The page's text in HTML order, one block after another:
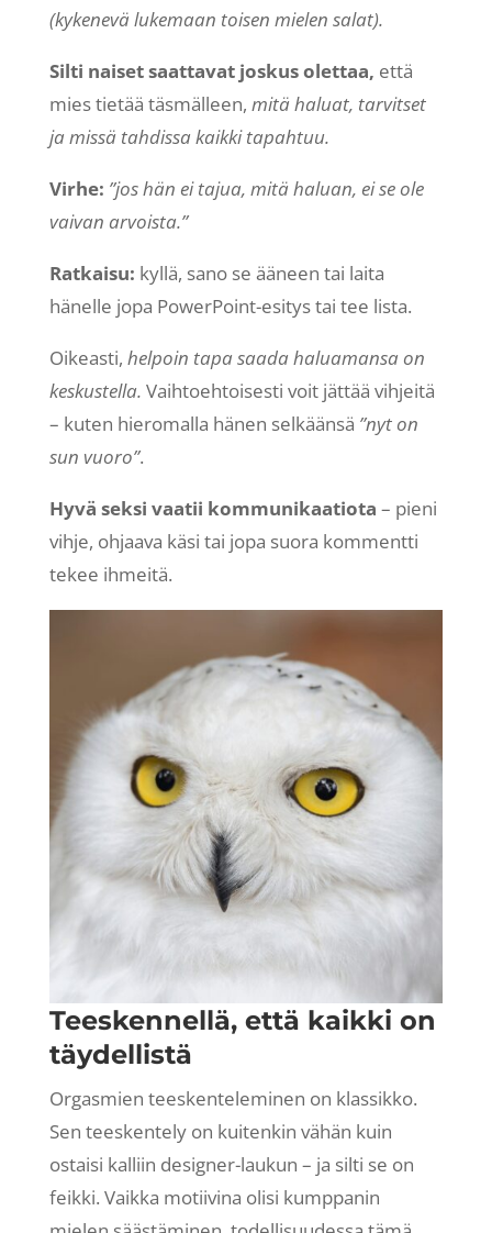
(kykenevä lukemaan toisen mielen salat).
Silti naiset saattavat joskus olettaa, että
mies tietää täsmälleen, mitä haluat, tarvitset
ja missä tahdissa kaikki tapahtuu.
Virhe: ”jos hän ei tajua, mitä haluan, ei se ole
vaivan arvoista.”
Ratkaisu: kyllä, sano se ääneen tai laita
hänelle jopa PowerPoint-esitys tai tee lista.
Oikeasti, helpoin tapa saada haluamansa on
keskustella. Vaihtoehtoisesti voit jättää vihjeitä
– kuten hieromalla hänen selkäänsä ”nyt on
sun vuoro”.
Hyvä seksi vaatii kommunikaatiota – pieni
vihje, ohjaava käsi tai jopa suora kommentti
tekee ihmeitä.
Teeskennellä, että kaikki on
täydellistä
Orgasmien teeskenteleminen on klassikko.
Sen teeskentely on kuitenkin vähän kuin
ostaisi kalliin designer-laukun – ja silti se on
feikki. Vaikka motiivina olisi kumppanin